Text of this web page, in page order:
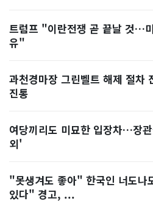
트럼프 "이란전쟁 곧 끝날 것…
유"
과천경마장 그린벨트 해제 절차
진통
여당끼리도 미묘한 입장차…장
외'
"못생겨도 좋아" 한국인 너도
있다" 경고, ...